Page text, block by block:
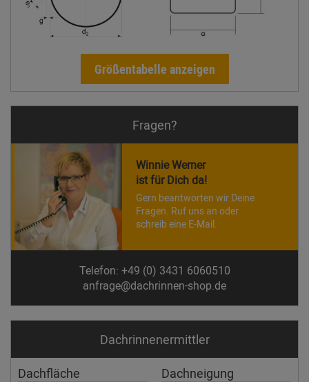
Größentabelle anzeigen
Fragen?
Winnie Werner
ist für Dich da!
Gern beantworten wir Deine
Fragen. Ruf uns an oder
schreib eine E-Mail.
Telefon: +49 (0) 3431 6060510
anfrage@dachrinnen-shop.de
Dachrinnen­ermittler
Dachfläche Dachneigung